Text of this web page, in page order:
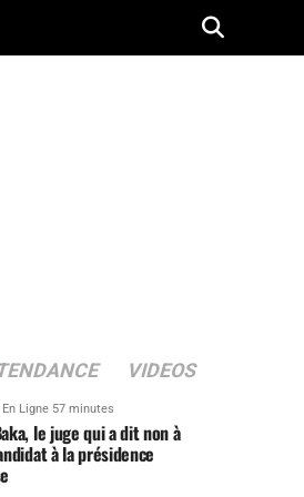
VIDEOS
En Ligne 57 minutes
le juge qui a dit non à
à la présidence